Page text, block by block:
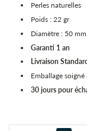
Perles naturelles
Poids : 22 gr
Diamètre : 50 mm
Garanti 1 an
Livraison Standard
Emballage
30 jours pour